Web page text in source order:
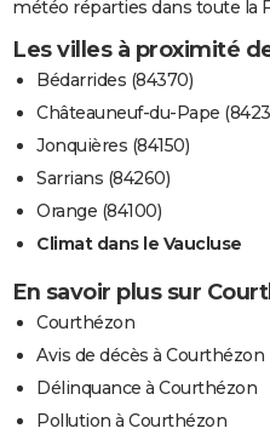
météo réparties dans toute la
Les villes à proximité
Bédarrides (84370)
Châteauneuf-du-Pape
Jonquières (84150)
Sarrians (84260)
Orange (84100)
Climat dans le Vaucluse
En savoir plus sur
Courthézon
Avis de décès à Courthézon
Délinquance à Courthézon
Pollution à Courthézon